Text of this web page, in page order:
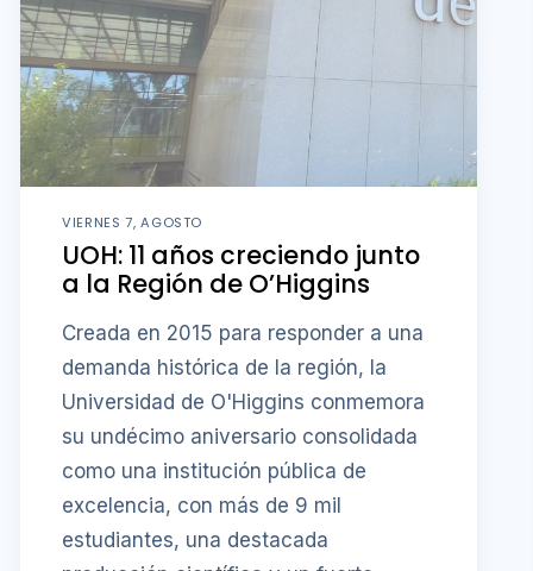
VIERNES 7, AGOSTO
UOH: 11 años creciendo junto
a la Región de O’Higgins
Creada en 2015 para responder a una
demanda histórica de la región, la
Universidad de O'Higgins conmemora
su undécimo aniversario consolidada
como una institución pública de
excelencia, con más de 9 mil
estudiantes, una destacada